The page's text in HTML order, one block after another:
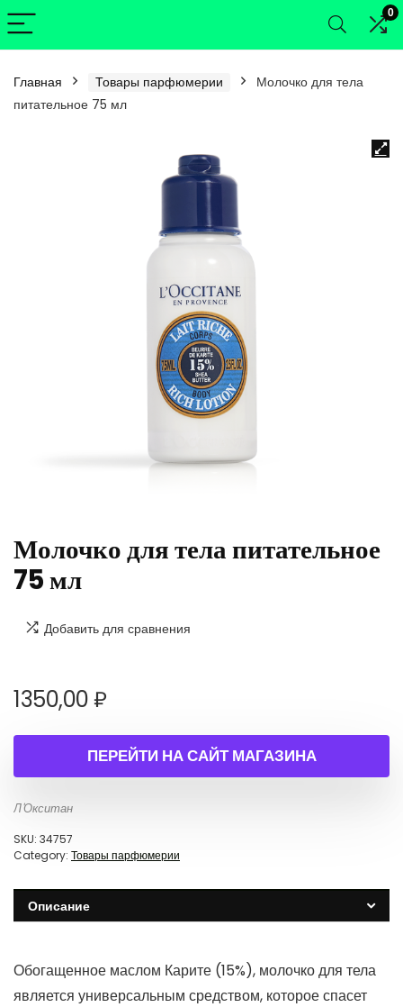
0
Главная Товары парфюмерии
Молочко для тела
питательное 75 мл
Молочко для тела питательное
75 мл
Добавить для сравнения
1350,00₽
ПЕРЕЙТИ НА САЙТ МАГАЗИНА
Л'Окситан
SKU: 34757
Category: Товары парфюмерии
Описание
Обогащенное маслом Карите (15%), молочко для тела
является универсальным средством, которое спасет